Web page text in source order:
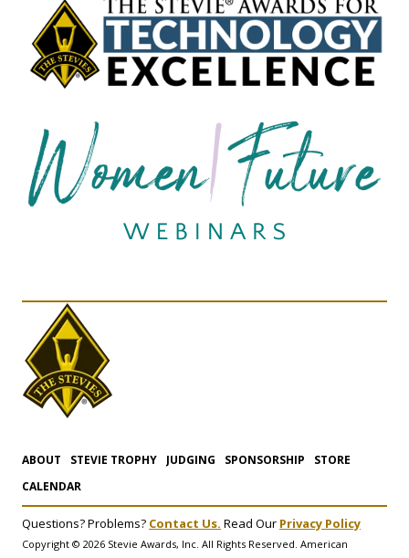
ABOUT STEVIE TROPHY JUDGING SPONSORSHIP
STORE
CALENDAR
Questions? Problems? Contact Us. Read Our Privacy Policy
Copyright © 2026 Stevie Awards, Inc. All Rights Reserved. American